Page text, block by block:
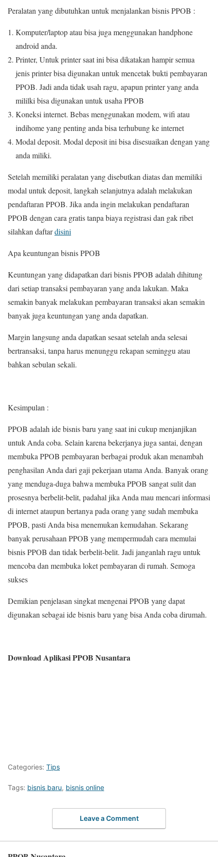
Peralatan yang dibutuhkan untuk menjalankan bisnis PPOB :
Komputer/laptop atau bisa juga menggunakan handphone
android anda.
Printer, Untuk printer saat ini bisa dikatakan hampir semua
jenis printer bisa digunakan untuk mencetak bukti pembayaran
PPOB. Jadi anda tidak usah ragu, apapun printer yang anda
mililki bisa digunakan untuk usaha PPOB
Koneksi internet. Bebas menggunakan modem, wifi atau
indihome yang penting anda bisa terhubung ke internet
Modal deposit. Modal deposit ini bisa disesuaikan dengan yang
anda miliki.
Setelah memiliki peralatan yang disebutkan diatas dan memiliki
modal untuk deposit, langkah selanjutnya adalah melakukan
pendaftaran PPOB. Jika anda ingin melakukan pendaftaran
PPOB dengan cara gratis tanpa biaya registrasi dan gak ribet
silahkan daftardisini
Apa keuntungan bisnis PPOB
Keuntungan yang didapatkan dari bisnis PPOB adalah dihitung
dari setiap transaksi pembayaran yang anda lakukan. Maka
semakin banyak melakukan pembayaran transaksi akan semakin
banyak juga keuntungan yang anda dapatkan.
Margin langsung anda dapatkan sesaat setelah anda selesai
bertransaksi, tanpa harus menunggu rekapan seminggu atau
bahkan sebulan sekali.
Kesimpulan :
PPOB adalah ide bisnis baru yang saat ini cukup menjanjikan
untuk Anda coba. Selain karena bekerjanya juga santai, dengan
membuka PPOB pembayaran berbagai produk akan menambah
penghasilan Anda dari gaji pekerjaan utama Anda. Banyak orang
yang menduga-duga bahwa membuka PPOB sangat sulit dan
prosesnya berbelit-belit, padahal jika Anda mau mencari informasi
di internet ataupun bertanya pada orang yang sudah membuka
PPOB, pasti Anda bisa menemukan kemudahan. Sekarang
banyak perusahaan PPOB yang mempermudah cara memulai
bisnis PPOB dan tidak berbelit-belit. Jadi janganlah ragu untuk
mencoba dan membuka loket pembayaran di rumah. Semoga
sukses
Demikian penjelasan singkat mengenai PPOB yang dapat
digunakan sebagai ide bisnis baru yang bisa Anda coba dirumah.
Download Aplikasi PPOB Nusantara
Categories: Tips
Tags: bisnis baru, bisnis online
Leave a Comment